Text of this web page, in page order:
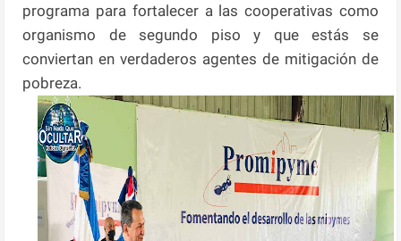
programa para fortalecer a las cooperativas como
organismo de segundo piso y que estás se
conviertan en verdaderos agentes de mitigación de
pobreza.